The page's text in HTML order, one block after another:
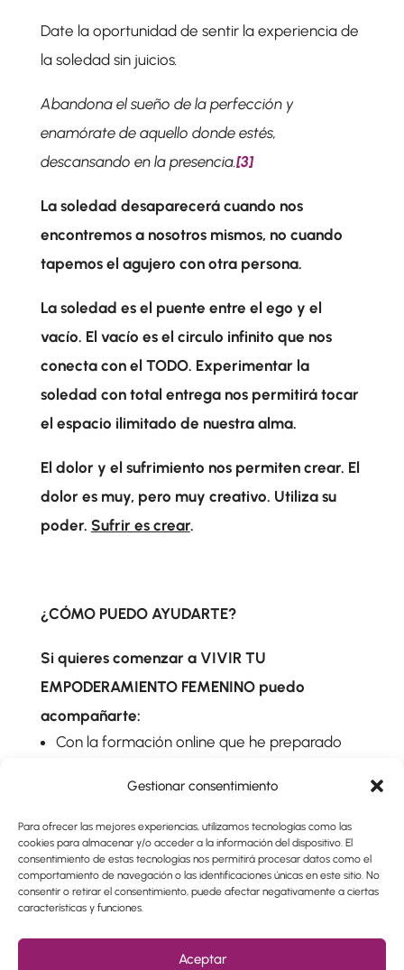
Gestionar consentimiento
Para ofrecer las mejores experiencias, utilizamos tecnologías como las
cookies para almacenar y/o acceder a la información del dispositivo. El
consentimiento de estas tecnologías nos permitirá procesar datos como el
comportamiento de navegación o las identificaciones únicas en este sitio. No
consentir o retirar el consentimiento, puede afectar negativamente a ciertas
características y funciones.
Aceptar
Date la oportunidad de sentir la experiencia de
la soledad sin juicios.
Abandona el sueño de la perfección y
enamórate de aquello donde estés,
descansando en la presencia.[3]
La soledad desaparecerá cuando nos
encontremos a nosotros mismos, no cuando
tapemos el agujero con otra persona.
La soledad es el puente entre el ego y el
vacío. El vacío es el circulo infinito que nos
conecta con el TODO. Experimentar la
soledad con total entrega nos permitirá tocar
el espacio ilimitado de nuestra alma.
El dolor y el sufrimiento nos permiten crear. El
dolor es muy, pero muy creativo. Utiliza su
poder. Sufrir es crear.
¿CÓMO PUEDO AYUDARTE?
Si quieres comenzar a VIVIR TU
EMPODERAMIENTO FEMENINO puedo
acompañarte:
Con la formación online que he preparado
“Matriz Divina”
personalizadas:“Para sanar el sufrimiento
con Terapia Holística”
Con el curso online: “Recupera tu poder y
comienza a amarte más y mejor”